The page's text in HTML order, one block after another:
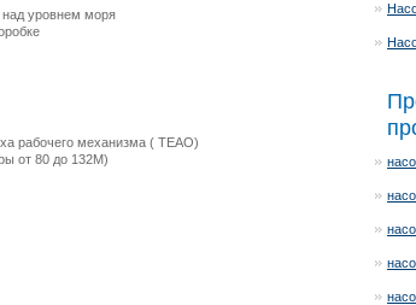
над уровнем моря
рабочего механизма ( TEAO)
от 80 до 132М)